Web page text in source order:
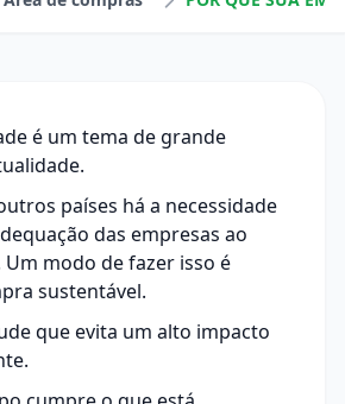
é um tema de grande
países há a necessidade
das empresas ao
modo de fazer isso é
sustentável.
que evita um alto impacto